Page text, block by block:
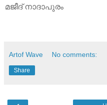
മജീദ് നാദാപുരം
Artof Wave No comments:
Share